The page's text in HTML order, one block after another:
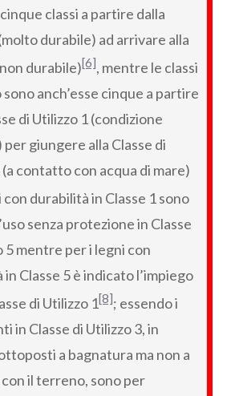
classi a partire dalla
durabile) ad arrivare alla
durabile)[6], mentre le classi
anch’esse cinque a partire
di Utilizzo 1 (condizione
giungere alla Classe di
contatto con acqua di mare)
con durabilità in Classe 1 sono
senza protezione in Classe
5 mentre per i legni con
Classe 5 è indicato l’impiego
di Utilizzo 1[8]; essendo i
in Classe di Utilizzo 3, in
a bagnatura ma non a
il terreno, sono per